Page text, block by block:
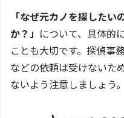
「なぜ元カノを探した
か？」 について、具体的
ことも大切です。探偵事
などの依頼は受けないた
ないよう注意しましょう。